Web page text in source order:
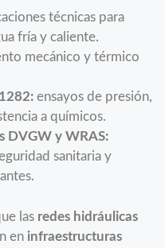
técnicas para
fría y caliente.
mecánico y térmico
ensayos de presión,
a químicos.
DVGW y WRAS:
sanitaria y
las redes hidráulicas
en infraestructuras